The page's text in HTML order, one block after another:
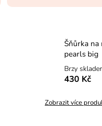
Šňůrka
pearls big
Brzy
430 Kč
Zobrazit více